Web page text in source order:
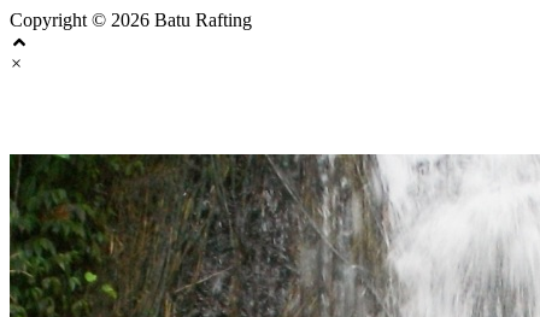
Copyright © 2026 Batu Rafting
×